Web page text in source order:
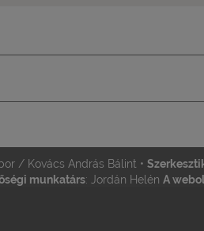
/ Kovács András Bálint •
munkatárs: Jordán Helén A